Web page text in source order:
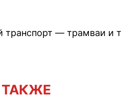
транспорт — трамваи и
ТАКЖЕ